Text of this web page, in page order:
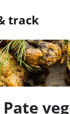
track